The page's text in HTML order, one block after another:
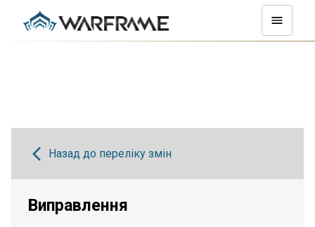
Назад до переліку змін
Виправлення